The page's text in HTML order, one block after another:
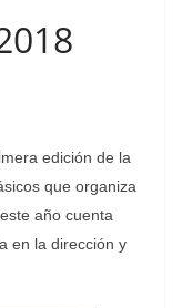
edición de la
que organiza
año cuenta
en la dirección y